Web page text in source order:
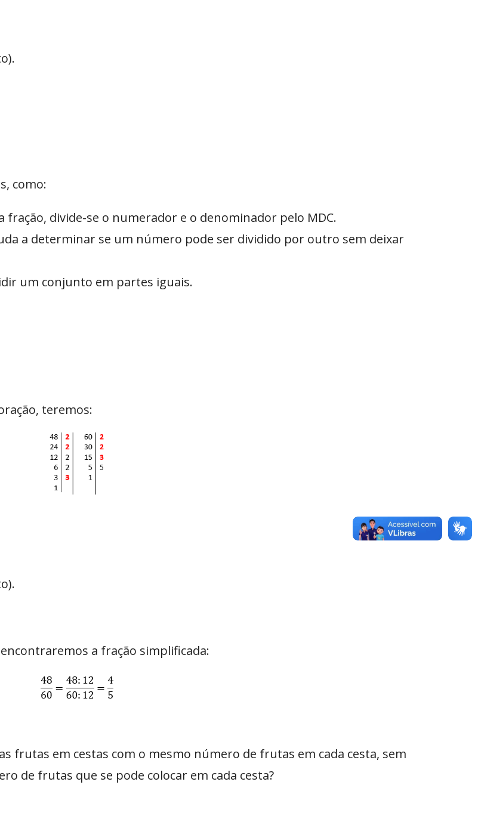
como:
fração, divide-se o numerador e o denominador pelo MDC.
a determinar se um número pode ser dividido por outro sem deixar
um conjunto em partes iguais.
teremos:
a fração simplificada:
frutas em cestas com o mesmo número de frutas em cada cesta, sem
de frutas que se pode colocar em cada cesta?